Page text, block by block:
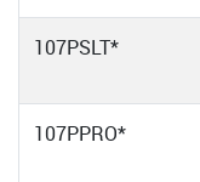
107PSLT*
107PPRO*